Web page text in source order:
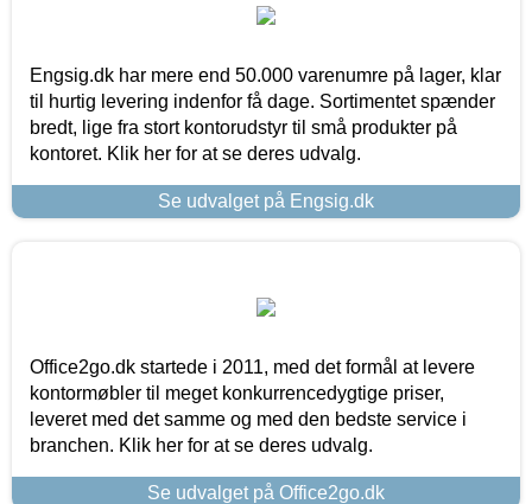
Engsig.dk har mere end 50.000 varenumre på lager, klar
til hurtig levering indenfor få dage. Sortimentet spænder
bredt, lige fra stort kontorudstyr til små produkter på
kontoret. Klik her for at se deres udvalg.
Se udvalget på Engsig.dk
Office2go.dk startede i 2011, med det formål at levere
kontormøbler til meget konkurrencedygtige priser,
leveret med det samme og med den bedste service i
branchen. Klik her for at se deres udvalg.
Se udvalget på Office2go.dk